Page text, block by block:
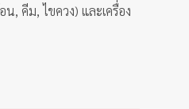
, คีม, ไขควง) และเครื่อง